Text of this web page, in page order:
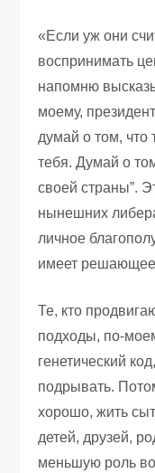
«Если уж они
воспринимать
напомню
моему,
думай о том, что
тебя. Думай о
своей страны”.
нынешних
личное
имеет решающее
Те, кто
подходы, по-
генетический
подрывать.
хорошо, жить
детей, друзей,
меньшую роль